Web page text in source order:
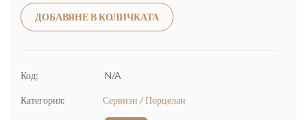
ДОБАВЯНЕ В КОЛИЧКАТА
Код: N/A
Категория: Сервизи / Порцелан